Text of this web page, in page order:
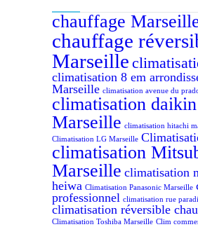
chauffage
chauffage
Marseille
climatisation 8 em
Marseille climatisation avenue du
climatisation daikin
Marseille climatisation hitachi
Climatisation LG Marseille
climatisation
Marseille climatisation
heiwa Climatisation Panasonic Marseille
professionnel climatisation rue
climatisation réversible
Climatisation Toshiba Marseille Clim